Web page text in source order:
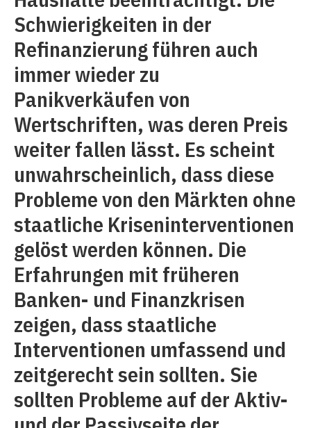
Schwierigkeiten in der
Refinanzierung führen auch
immer wieder zu
Panikverkäufen von
Wertschriften, was deren Preis
weiter fallen lässt. Es scheint
unwahrscheinlich, dass diese
Probleme von den Märkten ohne
staatliche Kriseninterventionen
gelöst werden können. Die
Erfahrungen mit früheren
Banken- und Finanzkrisen
zeigen, dass staatliche
Interventionen umfassend und
zeitgerecht sein sollten. Sie
sollten Probleme auf der Aktiv-